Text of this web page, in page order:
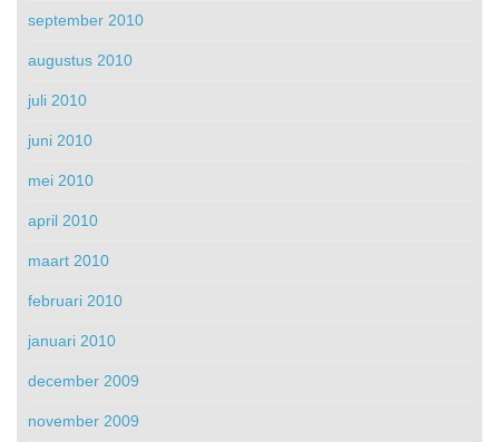
september 2010
augustus 2010
juli 2010
juni 2010
mei 2010
april 2010
maart 2010
februari 2010
januari 2010
december 2009
november 2009